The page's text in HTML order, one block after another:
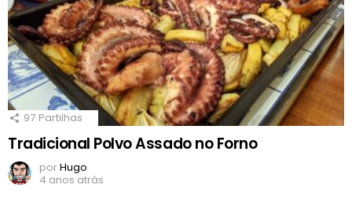
97 Partilhas
Tradicional Polvo Assado no Forno
porHugo
4 anos atrás